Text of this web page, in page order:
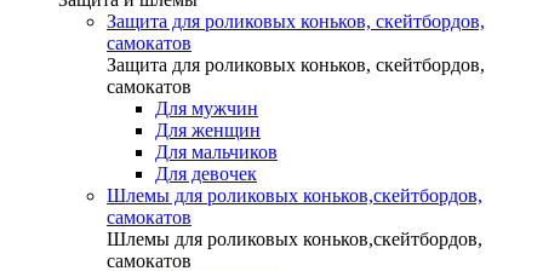
Защита для роликовых коньков, скейтбордов,
самокатов
Защита для роликовых коньков, скейтбордов,
самокатов
Для мужчин
Для женщин
Для мальчиков
Для девочек
Шлемы для роликовых коньков,скейтбордов,
самокатов
Шлемы для роликовых коньков,скейтбордов,
самокатов